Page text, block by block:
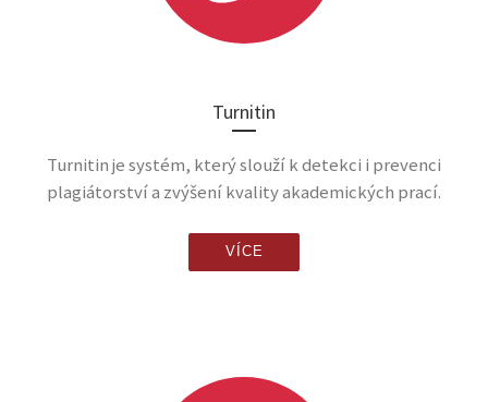
Turnitin
Turnitin je systém, který slouží k detekci i prevenci
plagiátorství a zvýšení kvality akademických prací.
VÍCE